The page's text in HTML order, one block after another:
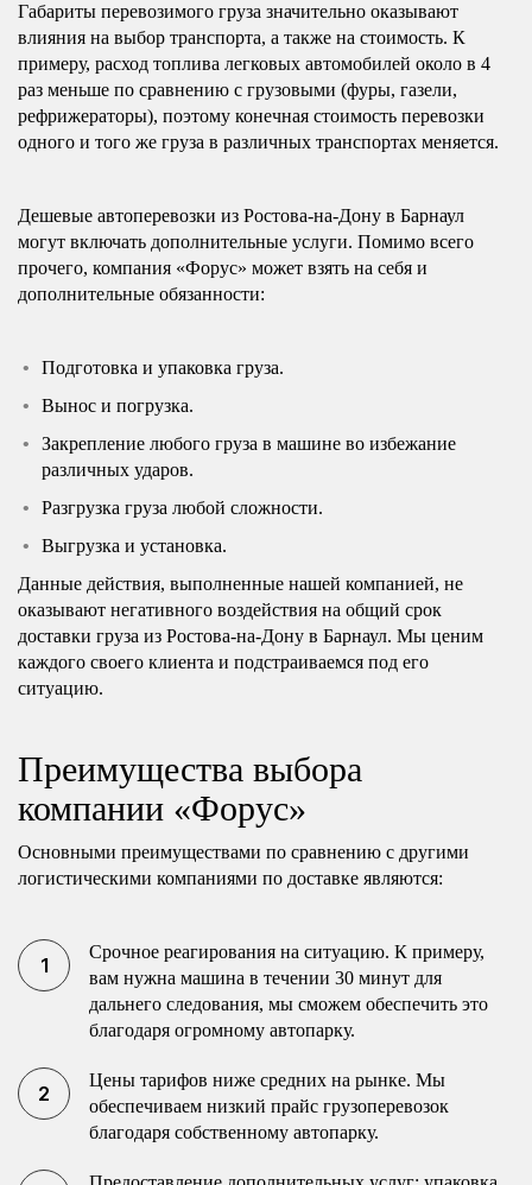
Габариты перевозимого груза значительно оказывают
влияния на выбор транспорта, а также на стоимость. К
примеру, расход топлива легковых автомобилей около в 4
раз меньше по сравнению с грузовыми (фуры, газели,
рефрижераторы), поэтому конечная стоимость перевозки
одного и того же груза в различных транспортах меняется.
Дешевые автоперевозки из Ростова-на-Дону в Барнаул
могут включать дополнительные услуги. Помимо всего
прочего, компания «Форус» может взять на себя и
дополнительные обязанности:
Подготовка и упаковка груза.
Вынос и погрузка.
Закрепление любого груза в машине во избежание
различных ударов.
Разгрузка груза любой сложности.
Выгрузка и установка.
Данные действия, выполненные нашей компанией, не
оказывают негативного воздействия на общий срок
доставки груза из Ростова-на-Дону в Барнаул. Мы ценим
каждого своего клиента и подстраиваемся под его
ситуацию.
Преимущества выбора
компании «Форус»
Основными преимуществами по сравнению с другими
логистическими компаниями по доставке являются:
Срочное реагирования на ситуацию. К примеру,
вам нужна машина в течении 30 минут для
дальнего следования, мы сможем обеспечить это
благодаря огромному автопарку.
Цены тарифов ниже средних на рынке. Мы
обеспечиваем низкий прайс грузоперевозок
благодаря собственному автопарку.